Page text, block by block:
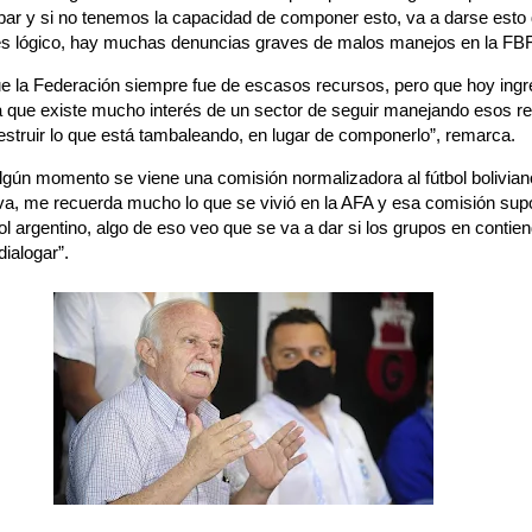
y si no tenemos la capacidad de componer esto, va a darse
lógico, hay muchas denuncias graves de malos manejos en la
la Federación siempre fue de escasos recursos, pero que hoy
que existe mucho interés de un sector de seguir manejando esos
lo que está tambaleando, en lugar de componerlo”, remarca.
momento se viene una comisión normalizadora al fútbol
me recuerda mucho lo que se vivió en la AFA y esa comisión
argentino, algo de eso veo que se va a dar si los grupos en